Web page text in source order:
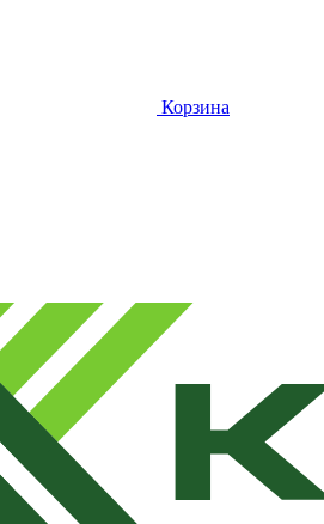
Корзина